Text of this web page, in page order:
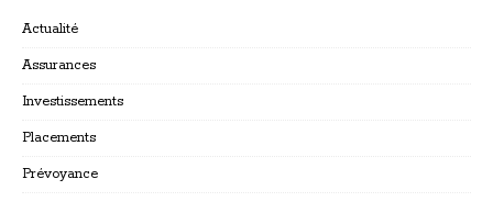
Actualité
Assurances
Investissements
Placements
Prévoyance